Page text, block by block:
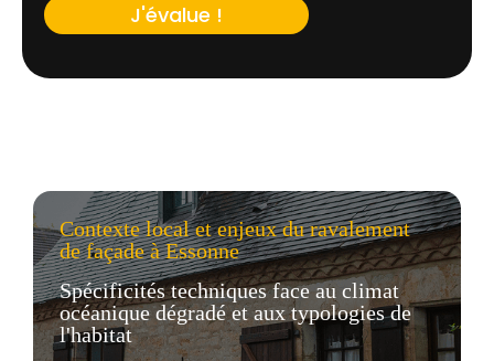
J'évalue !
Contexte local et enjeux du ravalement
de façade à Essonne
Spécificités techniques face au climat
océanique dégradé et aux typologies de
l'habitat